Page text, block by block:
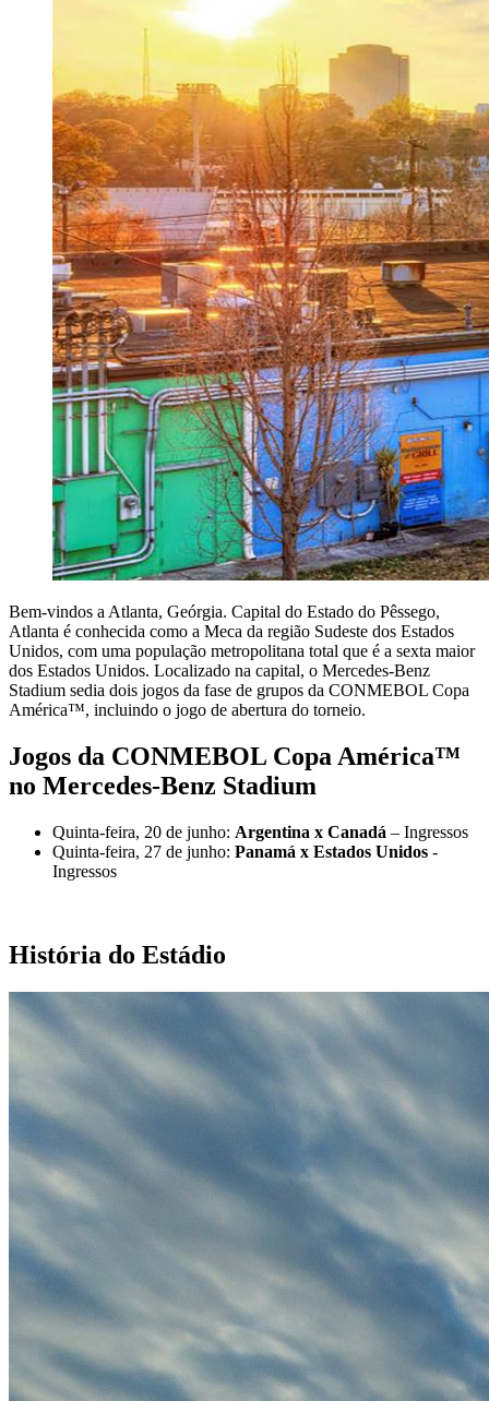
Bem-vindos a Atlanta, Geórgia. Capital do Estado do Pêssego,
Atlanta é conhecida como a Meca da região Sudeste dos Estados
Unidos, com uma população metropolitana total que é a sexta maior
dos Estados Unidos. Localizado na capital, o Mercedes-Benz
Stadium sedia dois jogos da fase de grupos da CONMEBOL Copa
América™, incluindo o jogo de abertura do torneio.
Jogos da CONMEBOL Copa América™
no Mercedes-Benz Stadium
Quinta-feira, 20 de junho: Argentina x Canadá – Ingressos
Quinta-feira, 27 de junho: Panamá x Estados Unidos -
Ingressos
História do Estádio